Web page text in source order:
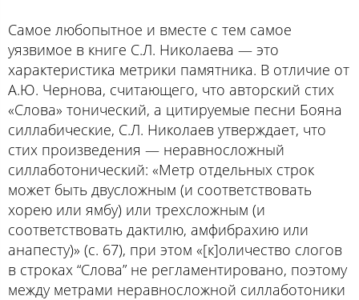
Самое любопытное и вместе с тем самое
уязвимое в книге С.Л. Николаева — это
характеристика метрики памятника. В отличие от
А.Ю. Чернова, считающего, что авторский стих
«Слова» тонический, а цитируемые песни Бояна
силлабические, С.Л. Николаев утверждает, что
стих произведения — неравносложный
силлаботонический: «Метр отдельных строк
может быть двусложным (и соответствовать
хорею или ямбу) или трехсложным (и
соответствовать дактилю, амфибрахию или
анапесту)» (с. 67), при этом «[к]оличество слогов
в строках “Слова” не регламентировано, поэтому
между метрами неравносложной силлаботоники